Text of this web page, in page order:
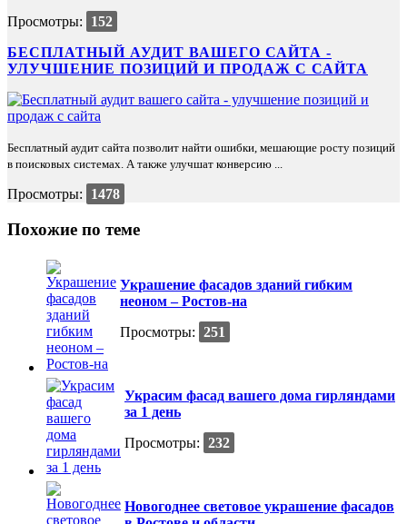
Просмотры:
152
БЕСПЛАТНЫЙ АУДИТ ВАШЕГО САЙТА -
УЛУЧШЕНИЕ ПОЗИЦИЙ И ПРОДАЖ С САЙТА
Бесплатный аудит сайта позволит найти ошибки, мешающие росту позиций
в поисковых системах. А также улучшат конверсию ...
Просмотры: 1478
Похожие по теме
Украшение фасадов зданий гибким
неоном – Ростов-на
Просмотры: 251
Украсим фасад вашего дома гирляндами
за 1 день
Просмотры: 232
Новогоднее световое украшение фасадов